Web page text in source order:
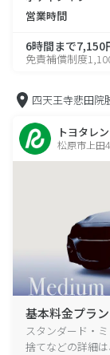
営業時間
6時間まで7,150
免責補償制度
四天王寺悲田院
トヨタレ
松原市上田
基本料金プラン
スタンダード・
捨てなどの詳細